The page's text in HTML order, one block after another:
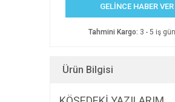
GELİNCE HABER VER
Tahmini Kargo: 3 - 5 iş
Ürün Bilgisi